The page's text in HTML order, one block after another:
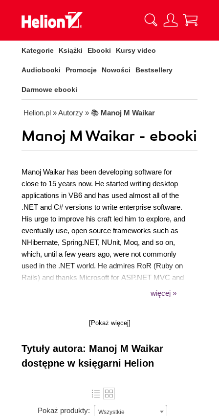
Kategorie Książki Ebooki Kursy video
Audiobooki Promocje Nowości Bestsellery
Darmowe ebooki
Helion.pl » Autorzy » 📚 Manoj M Waikar
Manoj M Waikar - ebooki
Manoj Waikar has been developing software for
close to 15 years now. He started writing desktop
applications in VB6 and has used almost all of the
.NET and C# versions to write enterprise software.
His urge to improve his craft led him to explore, and
eventually use, open source frameworks such as
NHibernate, Spring.NET, NUnit, Moq, and so on,
which, until a few years ago, were not commonly
used in the .NET world. He admires RoR (Ruby on
Rails) and thanks Microsoft for ASP.NET MVC and
Web API. Due to some of the limitations of server-
and used it to great success. He is interested in
the JVM) and ClojureScript (which compiles to
JavaScript). Of late, he has also started exploring F#
and considers it the best language for the .NET
więcej »
[Pokaż więcej]
Tytuły autora: Manoj M Waikar
dostępne w księgarni Helion
Pokaż produkty: Wszystkie